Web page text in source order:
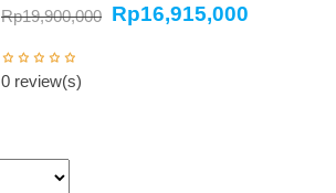
Rp19,900,000 Rp16,915,000
0 review(s)